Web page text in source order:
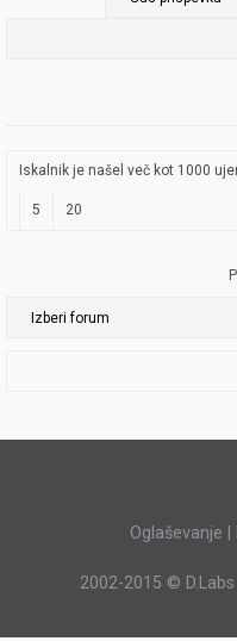
Iskalnik je našel več kot 1000
5 20
Oglaševanje
2002-2015 ©